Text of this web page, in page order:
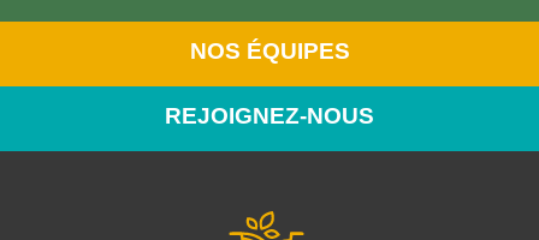
NOS ÉQUIPES
REJOIGNEZ-NOUS